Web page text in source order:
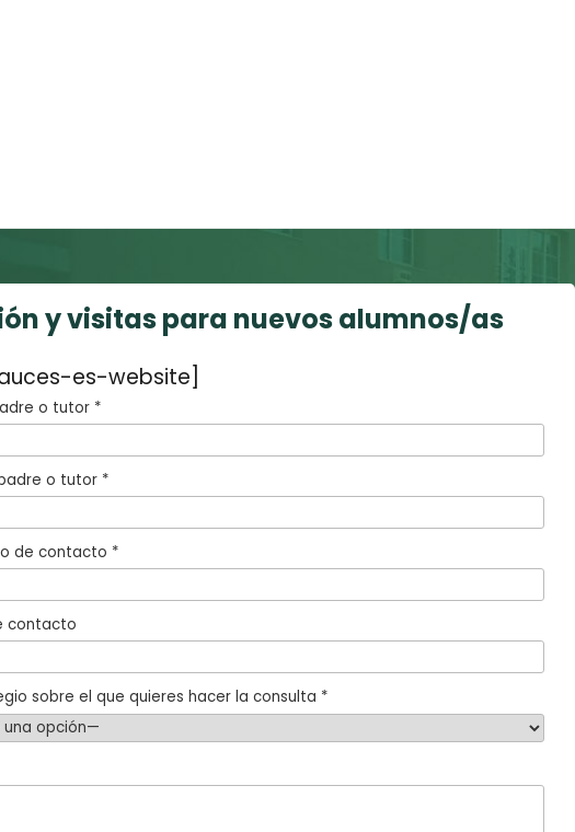
y visitas para nuevos alumnos/as
es-website]
o tutor *
o tutor *
de contacto *
contacto
sobre el que quieres hacer la consulta *